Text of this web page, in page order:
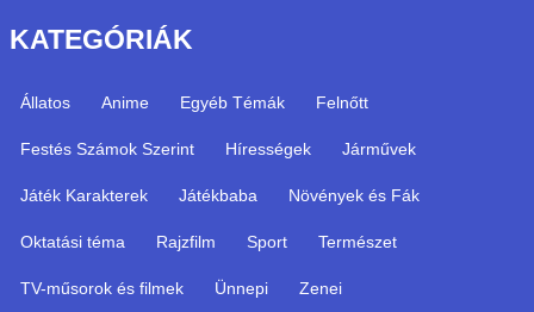
KATEGÓRIÁK
Állatos Anime Egyéb Témák Felnőtt
Festés Számok Szerint Hírességek Járművek
Játék Karakterek Játékbaba Növények és Fák
Oktatási téma Rajzfilm Sport Természet
TV-műsorok és filmek Ünnepi Zenei